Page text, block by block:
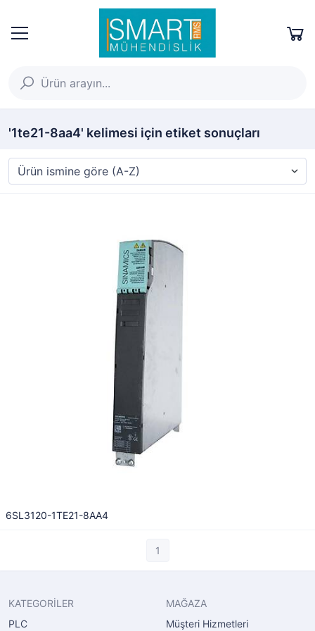
'1te21-8aa4' kelimesi için etiket sonuçları
6SL3120-1TE21-8AA4
1
KATEGORİLER
PLC
MAĞAZA
Müşteri Hizmetleri